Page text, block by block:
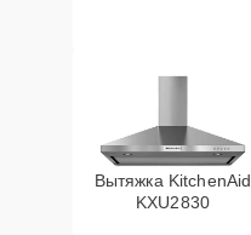
Вытяжка KitchenAid
KXU2830